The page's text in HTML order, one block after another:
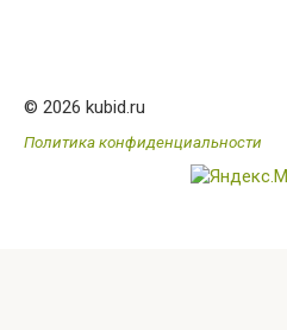
© 2026 kubid.ru
Политика конфиденциальности